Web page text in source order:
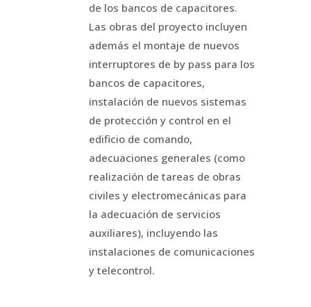
de los bancos de capacitores.
Las obras del proyecto incluyen
además el montaje de nuevos
interruptores de by pass para los
bancos de capacitores,
instalación de nuevos sistemas
de protección y control en el
edificio de comando,
adecuaciones generales (como
realización de tareas de obras
civiles y electromecánicas para
la adecuación de servicios
auxiliares), incluyendo las
instalaciones de comunicaciones
y telecontrol.